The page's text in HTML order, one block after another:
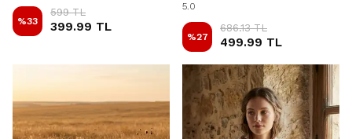
%33
599 TL
399.99 TL
5.0
%27
686.13 TL
499.99 TL